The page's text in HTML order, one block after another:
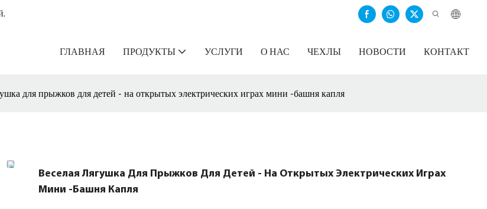
ГЛАВНАЯ ПРОДУКТЫ УСЛУГИ О НАС ЧЕХЛЫ НОВОСТИ КОНТАКТ
для прыжков для детей - на открытых электрических играх мини -башня капля
Веселая Лягушка Для Прыжков Для Детей - На Открытых Электрических Играх
Мини -башня Капля